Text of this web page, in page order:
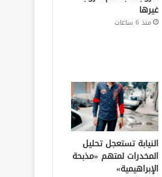
غيرها
منذ 6 ساعات
النيابة تستعجل تحليل
المخدرات لمتهم «مذبحة
الإبراهيمية»